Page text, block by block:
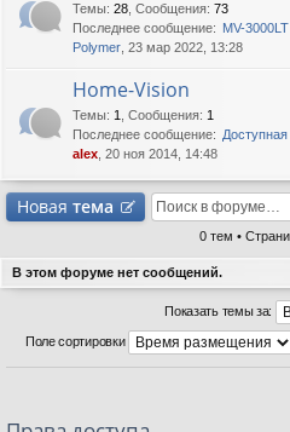
Темы: 28 Сообщения: 73
Последнее сообщение: MV-
Polymer , 23 мар 2022, 13:28
Home-Vision
Темы: 1 Сообщения: 1
Последнее сообщение:
alex , 20 ноя 2014, 14:48
Новая тема
0 тем •
В этом форуме нет сообщений.
Показать темы за:
Поле сортировки